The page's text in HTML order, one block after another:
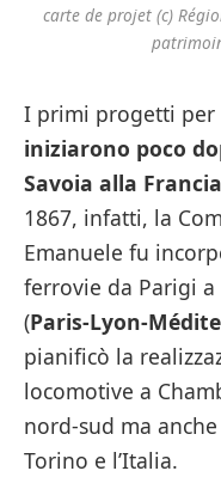
carte de projet (c)
I primi progetti per
iniziarono poco
Savoia alla Francia
1867, infatti, la
Emanuele fu
ferrovie da Parigi
(Paris-Lyon-
pianificò la
locomotive a
nord-sud ma
Torino e l’Italia.